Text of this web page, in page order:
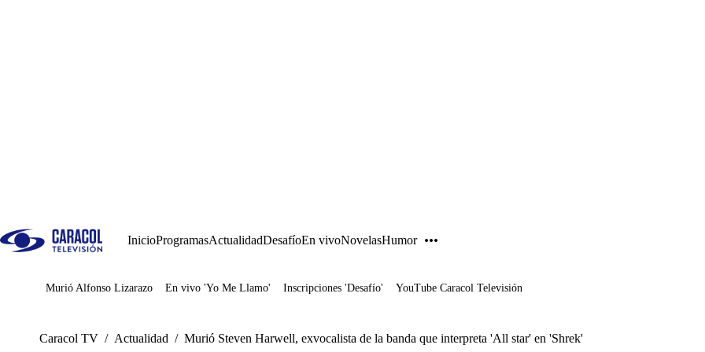
InicioProgramasActualidadDesafíoEn vivoNovelasHumor
Juegos
Murió Alfonso Lizarazo En vivo 'Yo Me Llamo' Inscripciones 'Desafío' YouTube Caracol Televisión
Caracol TV / Actualidad / Murió Steven Harwell, exvocalista de la banda que interpreta 'All star' en 'Shrek'